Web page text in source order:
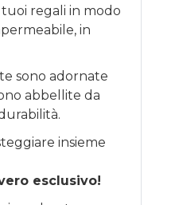
regali in modo
in
sono adornate
abbellite da
insieme
esclusivo!